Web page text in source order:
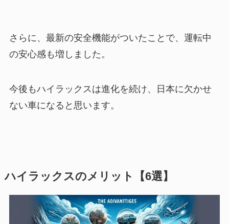
さらに、最新の安全機能がついたことで、運転中
の安心感も増しました。
今後もハイラックスは進化を続け、日本に欠かせ
ない車になると思います。
ハイラックスのメリット【6選】